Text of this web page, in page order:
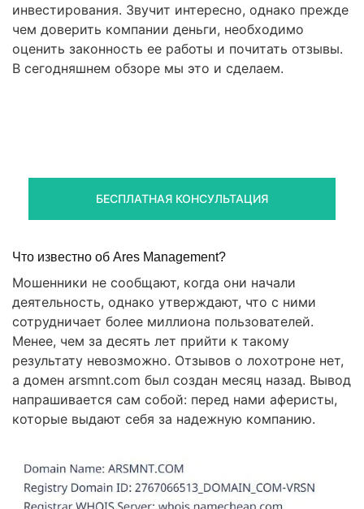
инвестирования. Звучит интересно, однако прежде
чем доверить компании деньги, необходимо
оценить законность ее работы и почитать отзывы.
В сегодняшнем обзоре мы это и сделаем.
БЕСПЛАТНАЯ КОНСУЛЬТАЦИЯ
Что известно об Ares Management?
Мошенники не сообщают, когда они начали
деятельность, однако утверждают, что с ними
сотрудничает более миллиона пользователей.
Менее, чем за десять лет прийти к такому
результату невозможно. Отзывов о лохотроне нет,
а домен arsmnt.com был создан месяц назад. Вывод
напрашивается сам собой: перед нами аферисты,
которые выдают себя за надежную компанию.